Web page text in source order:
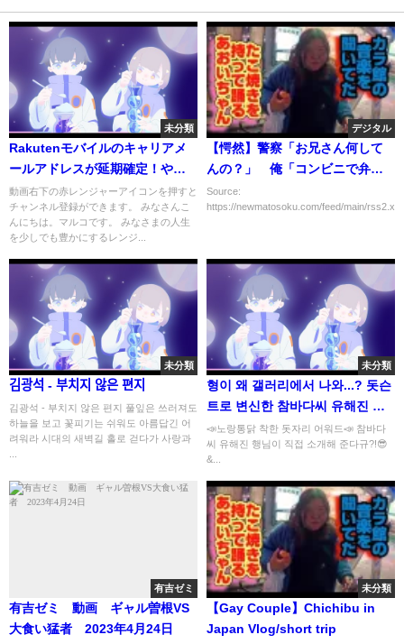
未分類
Rakutenモバイルのキャリアメ
ールアドレスが延期確定！やっ
ぱり約束を守らなかった！これ
は企業体質と言われても仕方が
ない！見切り発車はブランド力
にも限界か！徹底解説！
動画右下の赤レンジャーアイコンを押すと
チャンネル登録ができます。 みなさんこ
んにちは。マルコです。 みなさまの人生
を少しでも豊かにするレンジ...
デジタル
【愕然】警察「お兄さん何して
んの？」 俺「コンビニで弁当
買って食ってる」 → 結
果･････
Source:
https://newmatosoku.com/feed/main/
未分類
김광석 - 부치지 않은 편지
김광석 - 부치지 않은 편지 풀잎은 쓰러져도
하늘을 보고 꽃피기는 쉬워도 아름답긴 어
려워라 시대의 새벽길 홀로 걷다가 사랑과
...
未分類
형이 왜 갤러리에서 나와...? 돗슨
트로 변신한 참바다씨 유해진 행
님!
📣노랑통닭 착한 돗자리 어워드📣 참바다
씨 유해진 행님이 직접 소개해 준다규?!😎
&...
有吉ゼミ
有吉ゼミ 動画 ギャル曽根VS
大食い猛者 2023年4月24日
未分類
【Gay Couple】Chichibu in
Japan Vlog/short trip